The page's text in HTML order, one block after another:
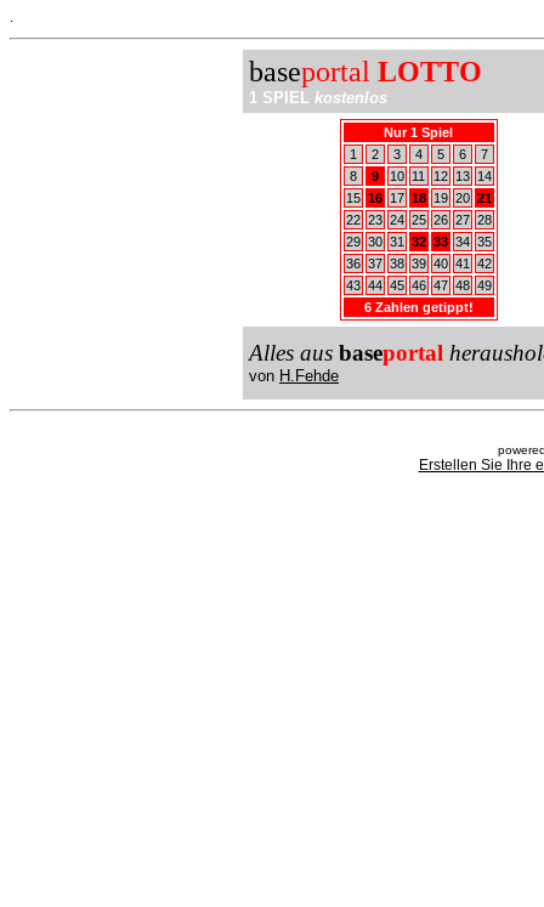
baseportal LOTTO
1 SPIEL kostenlos
Nur 1 Spiel
1
2 3 4 5 6
7
8
9 10 11 12 13
14
15 16 17 18 19 20 21
22 23 24 25 26 27 28
29 30 31 32 33 34 35
36 37 38 39 40 41
42
43 44 45 46 47 48 49
6 Zahlen getippt!
Alles aus baseportal
von H.Fehde
Erstellen Sie Ihre